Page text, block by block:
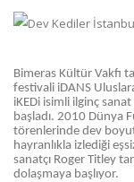
Bimeras Kültür Vakfı
festivali iDANS
iKEDi isimli ilginç
başladı. 2010 Dünya
törenlerinde dev
hayranlıkla izlediği
sanatçı Roger Titley
dolaşmaya başlıyor.